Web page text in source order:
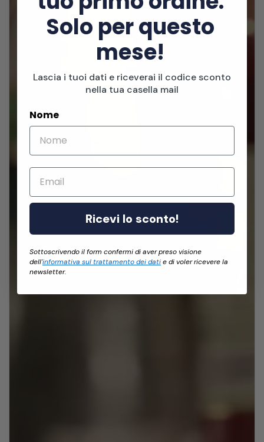
Solo per questo
mese!
Lascia i tuoi dati e riceverai il codice sconto
nella tua casella mail
Nome
Email
Ricevi lo sconto!
Sottoscrivendo il form confermi di aver preso visione
dell'informativa sul trattamento dei datie di voler ricevere la
newsletter.